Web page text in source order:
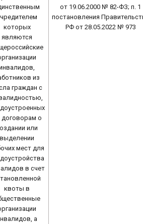
которых
являются
из
граждан с
договорам о
или
выделении
мест для
в счет
квоты в
а
от 19.06.2000 № 82-ФЗ; п. 1
постановления
РФ от 28.05.2022 № 973